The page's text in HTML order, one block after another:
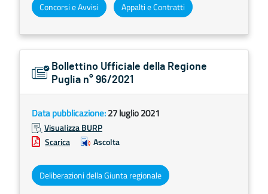
Concorsi e Avvisi Appalti e Contratti
Bollettino Ufficiale della Regione
Puglia n° 96/2021
Data pubblicazione:27 luglio 2021
Visualizza BURP
Scarica
Ascolta
Deliberazioni della Giunta regionale